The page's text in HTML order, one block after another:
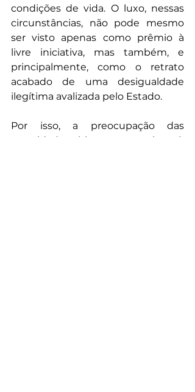
condições de vida. O luxo, nessas
circunstâncias, não pode mesmo
ser visto apenas como prêmio à
livre iniciativa, mas também, e
principalmente, como o retrato
acabado de uma desigualdade
ilegítima avalizada pelo Estado.
Por isso, a preocupação das
autoridades chinesas com o luxo é,